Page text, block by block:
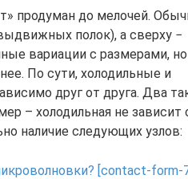
продуман до мелочей.
полок), а сверху −
вариации с размерами,
По сути, холодильные и
друг от друга. Два
– холодильная не зависит
наличие следующих узлов:
[contact-form-